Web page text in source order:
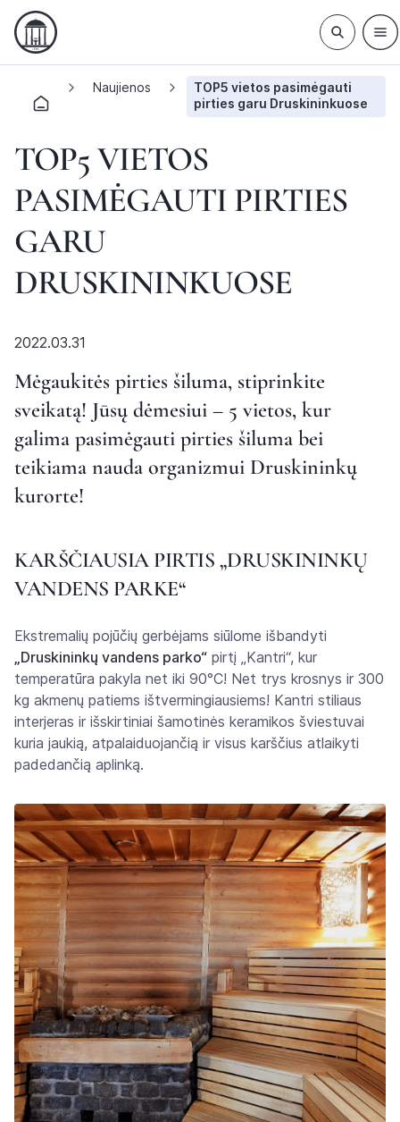
Naujienos
TOP5 vietos pasimėgauti
pirties garu Druskininkuose
TOP5 VIETOS
PASIMĖGAUTI PIRTIES
GARU
DRUSKININKUOSE
2022.03.31
Mėgaukitės pirties šiluma, stiprinkite
sveikatą! Jūsų dėmesiui – 5 vietos, kur
galima pasimėgauti pirties šiluma bei
teikiama nauda organizmui Druskininkų
kurorte!
KARŠČIAUSIA PIRTIS „DRUSKININKŲ
VANDENS PARKE“
Ekstremalių pojūčių gerbėjams siūlome išbandyti
„Druskininkų vandens parko“ pirtį „Kantri“, kur
temperatūra pakyla net iki 90°C! Net trys krosnys ir 300
kg akmenų patiems ištvermingiausiems! Kantri stiliaus
interjeras ir išskirtiniai šamotinės keramikos šviestuvai
kuria jaukią, atpalaiduojančią ir visus karščius atlaikyti
padedančią aplinką.